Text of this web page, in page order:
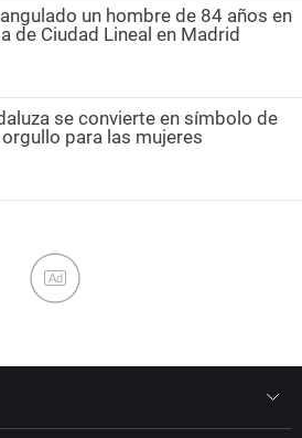
un hombre de 84 años en
de Ciudad Lineal en Madrid
se convierte en símbolo de
para las mujeres
Ad